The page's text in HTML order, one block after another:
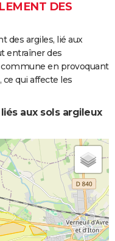
DES
des argiles, lié aux
entraîner des
en provoquant
qui affecte les
aux sols argileux